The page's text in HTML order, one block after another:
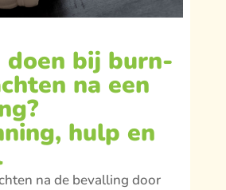
bij burn-
na een
hulp en
na de bevalling door